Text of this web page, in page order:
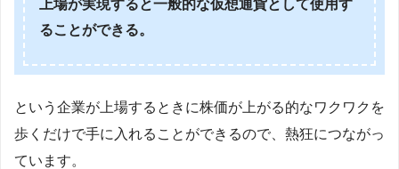
上場が実現すると一般的な仮想通貨として使用す
ることができる。
という企業が上場するときに株価が上がる的なワクワクを
歩くだけで手に入れることができるので、熱狂につながっ
ています。